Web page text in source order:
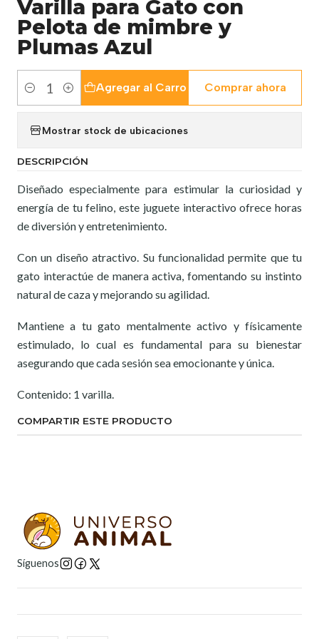
Varilla para Gato con
Pelota de mimbre y
Plumas Azul
Cantidad
Agregar al Carro Comprar ahora
Mostrar stock de ubicaciones
DESCRIPCIÓN
Diseñado especialmente para estimular la curiosidad y
energía de tu felino, este juguete interactivo ofrece horas
de diversión y entretenimiento.
Con un diseño atractivo. Su funcionalidad permite que tu
gato interactúe de manera activa, fomentando su instinto
natural de caza y mejorando su agilidad.
Mantiene a tu gato mentalmente activo y físicamente
estimulado, lo cual es fundamental para su bienestar
asegurando que cada sesión sea emocionante y única.
Contenido: 1 varilla.
COMPARTIR ESTE PRODUCTO
Síguenos